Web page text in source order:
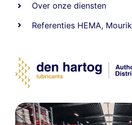
Over onze diensten
Referenties HEMA, Mourik